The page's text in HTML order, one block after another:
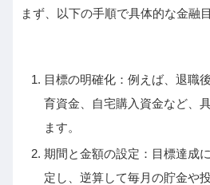
まず、以下の手順で具体的な金融
目標の明確化：例えば、退職
育資金、自宅購入資金など、
ます。
期間と金額の設定：目標達成
定し、逆算して毎月の貯金や